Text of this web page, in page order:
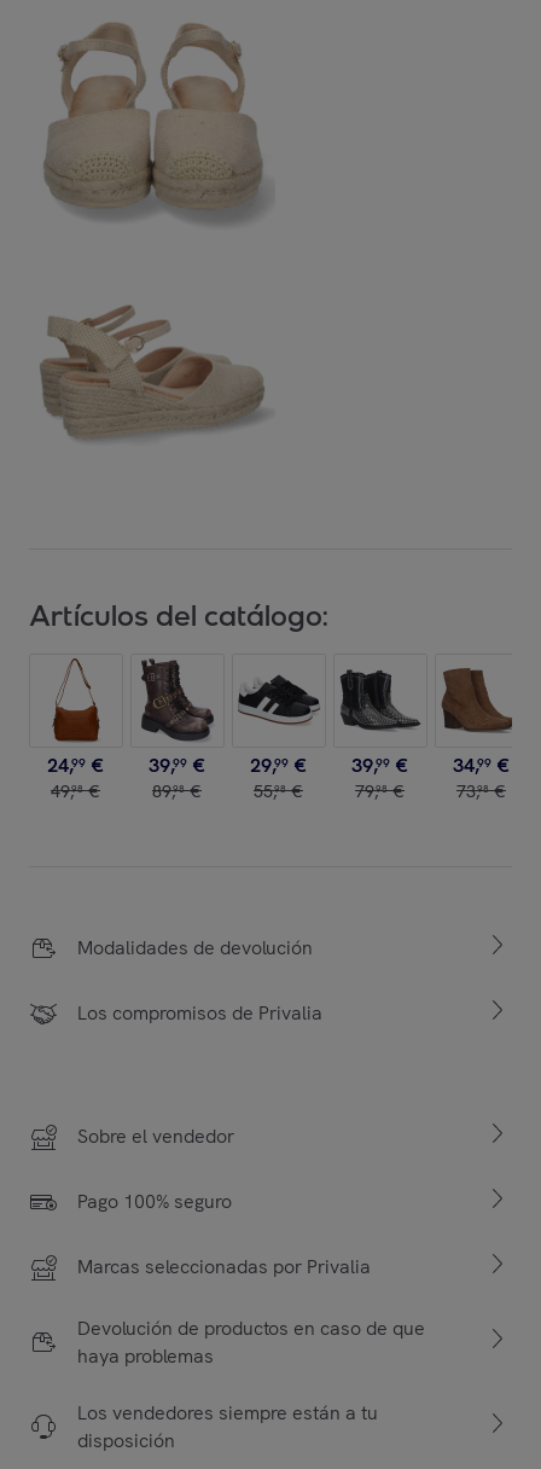
Artículos del catálogo:
24,99 €
49,98 €
39,99 €
89,98 €
29,99 €
55,98 €
39,99 €
79,98 €
34,99 €
73,98 €
Modalidades de devolución
Los compromisos de Privalia
Sobre el vendedor
Pago 100% seguro
Marcas seleccionadas por Privalia
Devolución de productos en caso de que
haya problemas
Los vendedores siempre están a tu
disposición